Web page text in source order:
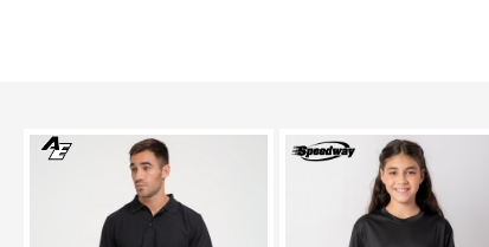
TEXTTRANSPARENTETEXTTRANSPARENTE